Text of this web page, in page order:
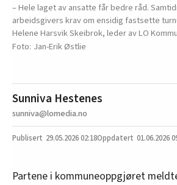
– Hele laget av ansatte får bedre råd.
arbeidsgivers krav om ensidig fastsette
Helene Harsvik Skeibrok, leder av LO
Jan-Erik Østlie
Sunniva Hestenes
sunniva@lomedia.no
29.05.202602:18 01.06.2026
Partene i kommuneoppgjøret